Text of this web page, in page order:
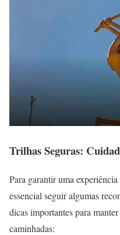
Trilhas Seguras:
Para garantir uma experiência
essencial seguir algumas
dicas importantes para
caminhadas: